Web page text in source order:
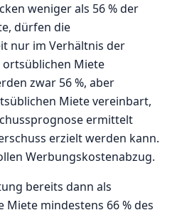
weniger als 56 % der
dürfen die
nur im Verhältnis der
Miete
zwar 56 %, aber
Miete vereinbart,
ermittelt
erzielt werden kann.
Werbungskostenabzug.
bereits dann als
mindestens 66 % des